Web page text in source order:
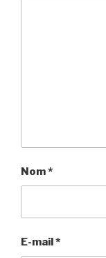
Nom*
E-mail*